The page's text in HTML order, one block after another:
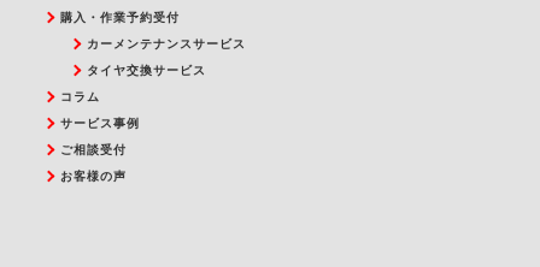
購入・作業予約受付
カーメンテナンスサービス
タイヤ交換サービス
コラム
サービス事例
ご相談受付
お客様の声